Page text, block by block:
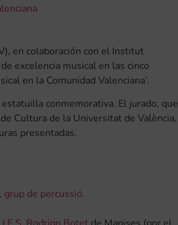
en colaboración con el Institut
excelencia musical en las cinco
en la Comunidad Valenciana’.
conmemorativa. El jurado, que
Cultura de la Universitat de València,
presentadas.
grup de percussió.